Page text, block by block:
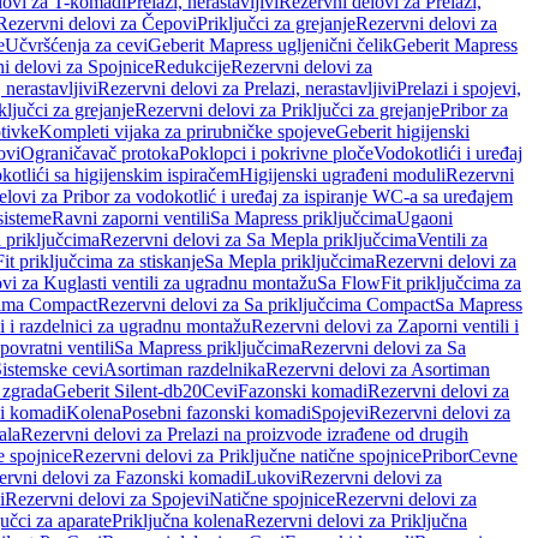
delovi za ČepoviPriključci za grejanjeRezervni delovi za
Učvršćenja za ceviGeberit Mapress ugljenični čelikGeberit Mapress
delovi za SpojniceRedukcijeRezervni delovi za
nerastavljiviRezervni delovi za Prelazi, nerastavljiviPrelazi i spojevi,
za grejanjeRezervni delovi za Priključci za grejanjePribor za
Kompleti vijaka za prirubničke spojeveGeberit higijenski
Ograničavač protokaPoklopci i pokrivne pločeVodokotlići i uređaj
sa higijenskim ispiračemHigijenski ugrađeni moduliRezervni
za Pribor za vodokotlić i uređaj za ispiranje WC-a sa uređajem
Ravni zaporni ventiliSa Mapress priključcimaUgaoni
priključcimaRezervni delovi za Sa Mepla priključcimaVentili za
priključcima za stiskanjeSa Mepla priključcimaRezervni delovi za
za Kuglasti ventili za ugradnu montažuSa FlowFit priključcima za
CompactRezervni delovi za Sa priključcima CompactSa Mapress
razdelnici za ugradnu montažuRezervni delovi za Zaporni ventili i
ventiliSa Mapress priključcimaRezervni delovi za Sa
ceviAsortiman razdelnikaRezervni delovi za Asortiman
Geberit Silent-db20CeviFazonski komadiRezervni delovi za
komadiKolenaPosebni fazonski komadiSpojeviRezervni delovi za
Rezervni delovi za Prelazi na proizvode izrađene od drugih
spojniceRezervni delovi za Priključne natične spojnicePriborCevne
delovi za Fazonski komadiLukoviRezervni delovi za
Rezervni delovi za SpojeviNatične spojniceRezervni delovi za
za aparatePriključna kolenaRezervni delovi za Priključna